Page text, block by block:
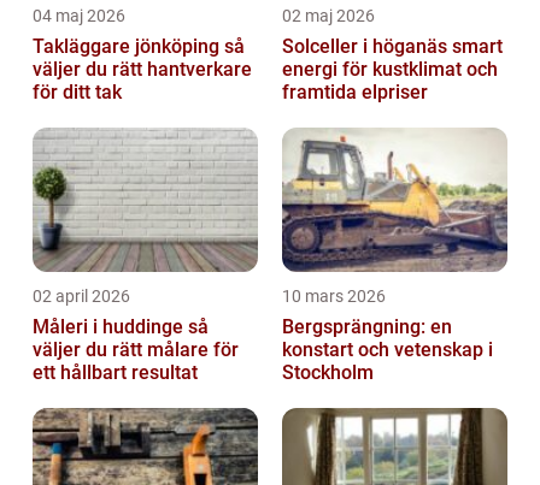
04 maj 2026
Takläggare jönköping så
väljer du rätt hantverkare
för ditt tak
02 maj 2026
Solceller i höganäs smart
energi för kustklimat och
framtida elpriser
02 april 2026
Måleri i huddinge så
väljer du rätt målare för
ett hållbart resultat
10 mars 2026
Bergsprängning: en
konstart och vetenskap i
Stockholm